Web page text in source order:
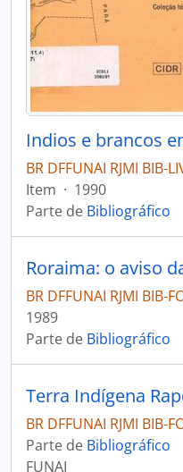
Indios e brancos
BR DFFUNAI RJMI BIB-
Item · 1990
Parte de Bibliográfico
BR DFFUNAI RJMI BIB-
1989
Parte de Bibliográfico
Terra Indígena
BR DFFUNAI RJMI BIB-
Parte de Bibliográfico
FUNAI